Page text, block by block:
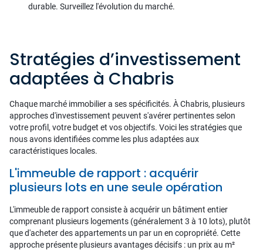
durable. Surveillez l'évolution du marché.
Stratégies d’investissement
adaptées à Chabris
Chaque marché immobilier a ses spécificités. À Chabris, plusieurs
approches d'investissement peuvent s'avérer pertinentes selon
votre profil, votre budget et vos objectifs. Voici les stratégies que
nous avons identifiées comme les plus adaptées aux
caractéristiques locales.
L'immeuble de rapport : acquérir
plusieurs lots en une seule opération
L'immeuble de rapport consiste à acquérir un bâtiment entier
comprenant plusieurs logements (généralement 3 à 10 lots), plutôt
que d'acheter des appartements un par un en copropriété. Cette
approche présente plusieurs avantages décisifs : un prix au m²